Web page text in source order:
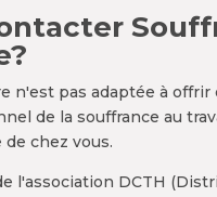
n'est pas adaptée à offrir
de la souffrance au
chez vous.
l'association DCTH